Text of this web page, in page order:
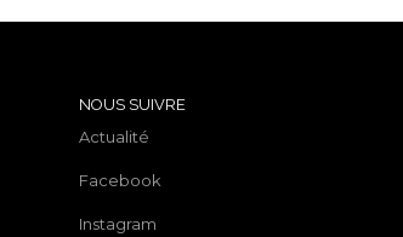
NOUS SUIVRE
Actualité
Facebook
Instagram